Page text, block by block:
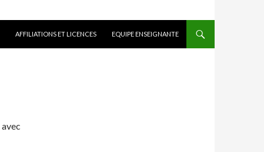
AFFILIATIONS ET LICENCES EQUIPE ENSEIGNANTE